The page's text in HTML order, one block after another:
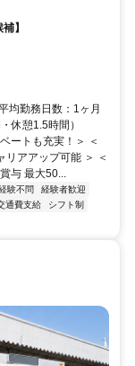
】
均勤務日数：1ヶ月
休憩1.5時間）
ートも充実！＞ ＜
アアップ可能 ＞ ＜
与 最大50...
験不問
経験者歓迎
通費支給
シフト制